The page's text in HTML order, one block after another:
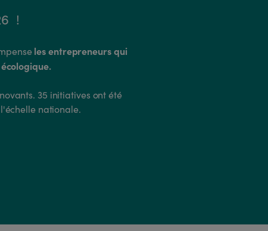
!
les entrepreneurs qui
35 initiatives ont été
nationale.